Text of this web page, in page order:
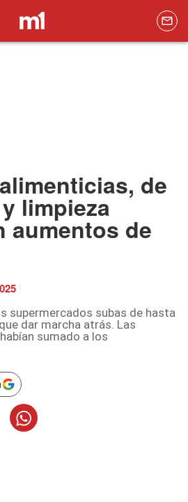
de
limpieza
aumentos de
supermercados subas de hasta
dar marcha atrás. Las
sumado a los